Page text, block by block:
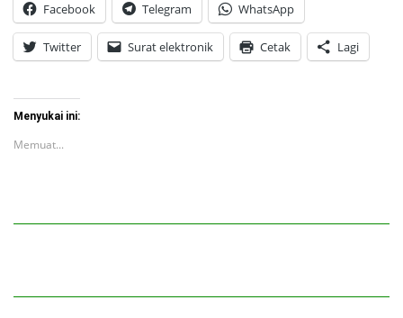
Facebook Telegram WhatsApp
Twitter Surat elektronik Cetak Lagi
Menyukai ini:
Memuat...